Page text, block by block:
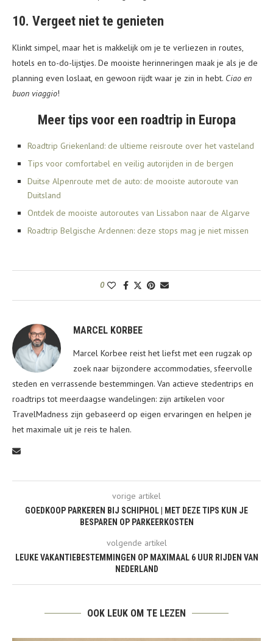
10. Vergeet niet te genieten
Klinkt simpel, maar het is makkelijk om je te verliezen in routes,
hotels en to-do-lijstjes. De mooiste herinneringen maak je als je de
planning even loslaat, en gewoon rijdt waar je zin in hebt. Ciao en
buon viaggio!
Meer tips voor een roadtrip in Europa
Roadtrip Griekenland: de ultieme reisroute over het vasteland
Tips voor comfortabel en veilig autorijden in de bergen
Duitse Alpenroute met de auto: de mooiste autoroute van
Duitsland
Ontdek de mooiste autoroutes van Lissabon naar de Algarve
Roadtrip Belgische Ardennen: deze stops mag je niet missen
0
MARCEL KORBEE
Marcel Korbee reist het liefst met een rugzak op
zoek naar bijzondere accommodaties, sfeervolle
steden en verrassende bestemmingen. Van actieve stedentrips en
roadtrips tot meerdaagse wandelingen: zijn artikelen voor
TravelMadness zijn gebaseerd op eigen ervaringen en helpen je
het maximale uit je reis te halen.
vorige artikel
GOEDKOOP PARKEREN BIJ SCHIPHOL | MET DEZE TIPS KUN JE
BESPAREN OP PARKEERKOSTEN
volgende artikel
LEUKE VAKANTIEBESTEMMINGEN OP MAXIMAAL 6 UUR RIJDEN VAN
NEDERLAND
OOK LEUK OM TE LEZEN